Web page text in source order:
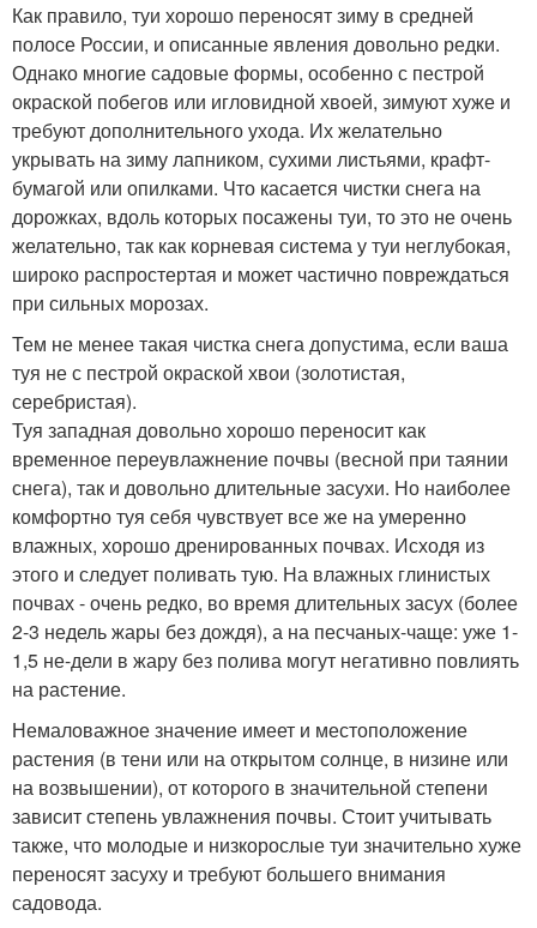
Как правило, туи хорошо переносят зиму в средней
полосе России, и описанные явления довольно редки.
Однако многие садовые формы, особенно с пестрой
окраской побегов или игловидной хвоей, зимуют хуже и
требуют дополнительного ухода. Их желательно
укрывать на зиму лапником, сухими листьями, крафт-
бумагой или опилками. Что касается чистки снега на
дорожках, вдоль которых посажены туи, то это не очень
желательно, так как корневая система у туи неглубокая,
широко распростертая и может частично повреждаться
при сильных морозах.
Тем не менее такая чистка снега допустима, если ваша
туя не с пестрой окраской хвои (золотистая,
серебристая).
Туя западная довольно хорошо переносит как
временное переувлажнение почвы (весной при таянии
снега), так и довольно длительные засухи. Но наиболее
комфортно туя себя чувствует все же на умеренно
влажных, хорошо дренированных почвах. Исходя из
этого и следует поливать тую. На влажных глинистых
почвах - очень редко, во время длительных засух (более
2-3 недель жары без дождя), а на песчаных-чаще: уже 1-
1,5 не-дели в жару без полива могут негативно повлиять
на растение.
Немаловажное значение имеет и местоположение
растения (в тени или на открытом солнце, в низине или
на возвышении), от которого в значительной степени
зависит степень увлажнения почвы. Стоит учитывать
также, что молодые и низкорослые туи значительно хуже
переносят засуху и требуют большего внимания
садовода.